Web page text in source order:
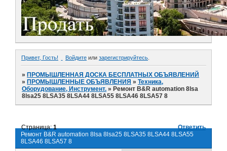
Привет, Гость! Войдите или зарегистрируйтесь
»ПРОМЫШЛЕННАЯ ДОСКА БЕСПЛАТНЫХ ОБЪЯВЛЕНИЙ
»ПРОМЫШЛЕННЫЕ ОБЪЯВЛЕНИЯ »Техника,
Оборудование, Инструмент. »Ремонт B&R automation 8lsa
8lsa25 8LSA35 8LSA44 8LSA55 8LSA46 8LSA57 8
Ремонт B&R automation 8lsa 8lsa25 8LSA35 8LSA44 8LSA55
8LSA46 8LSA57 8
Страница:1 Ответить